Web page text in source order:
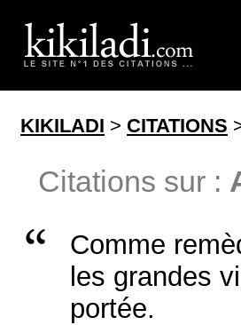
KIKILADI > CITATIONS
Citations sur :
Comme
les grandes
portée.